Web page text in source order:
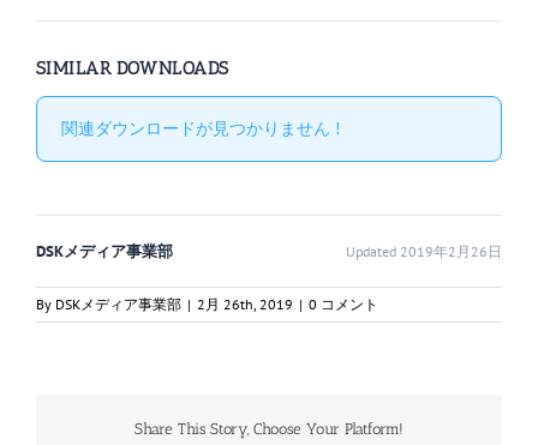
SIMILAR DOWNLOADS
関連ダウンロードが見つかりません !
DSKメディア事業部 Updated 2019年2月26日
By DSKメディア事業部 | 2月 26th, 2019 | 0 コメント
Share This Story, Choose Your Platform!